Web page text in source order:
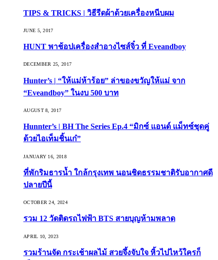
TIPS & TRICKS | วิธีรีดผ้าด้วยเครื่องหนีบผม
JUNE 5, 2017
HUNT พาช้อปเครื่องสำอางไซส์จิ๋ว ที่ Eveandboy
DECEMBER 25, 2017
Hunter’s | “ให้แม่ห้าร้อย” ล่าของขวัญให้แม่ จาก
“Eveandboy” ในงบ 500 บาท
AUGUST 8, 2017
Hunnter’s | BH The Series Ep.4 “มิกซ์ แอนด์ แม็ทซ์ชุดคู่
ด้วยไอเท็มชิ้นเก๋”
JANUARY 16, 2018
ที่พักริมธารน้ำ ใกล้กรุงเทพ นอนชิดธรรมชาติรับอากาศดี
ปลายปีนี้
OCTOBER 24, 2024
รวม 12 วัดติดรถไฟฟ้า BTS สายบุญห้ามพลาด
APRIL 10, 2023
รวมร้านจัด กระเช้าผลไม้ สวยจึ้งจับใจ หิ้วไปไหว้ใครก็